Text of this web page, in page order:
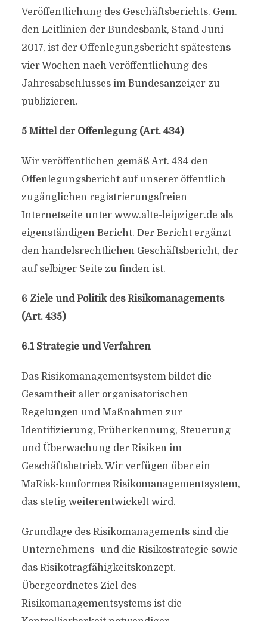
Veröffentlichung des Geschäftsberichts. Gem.
den Leitlinien der Bundesbank, Stand Juni
2017, ist der Offenlegungsbericht spätestens
vier Wochen nach Veröffentlichung des
Jahresabschlusses im Bundesanzeiger zu
publizieren.
5 Mittel der Offenlegung (Art. 434)
Wir veröffentlichen gemäß Art. 434 den
Offenlegungsbericht auf unserer öffentlich
zugänglichen registrierungsfreien
Internetseite unter www.alte-leipziger.de als
eigenständigen Bericht. Der Bericht ergänzt
den handelsrechtlichen Geschäftsbericht, der
auf selbiger Seite zu finden ist.
6 Ziele und Politik des Risikomanagements
(Art. 435)
6.1 Strategie und Verfahren
Das Risikomanagementsystem bildet die
Gesamtheit aller organisatorischen
Regelungen und Maßnahmen zur
Identifizierung, Früherkennung, Steuerung
und Überwachung der Risiken im
Geschäftsbetrieb. Wir verfügen über ein
MaRisk-konformes Risikomanagementsystem,
das stetig weiterentwickelt wird.
Grundlage des Risikomanagements sind die
Unternehmens- und die Risikostrategie sowie
das Risikotragfähigkeitskonzept.
Übergeordnetes Ziel des
Risikomanagementsystems ist die